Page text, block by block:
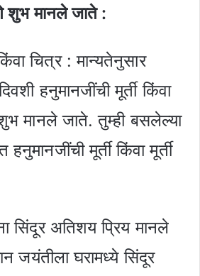
शुभ मानले जाते :
चित्र : मान्यतेनुसार
हनुमानजींची मूर्ती किंवा
मानले जाते. तुम्ही बसलेल्या
हनुमानजींची मूर्ती किंवा मूर्ती
सिंदूर अतिशय प्रिय मानले
जयंतीला घरामध्ये सिंदूर